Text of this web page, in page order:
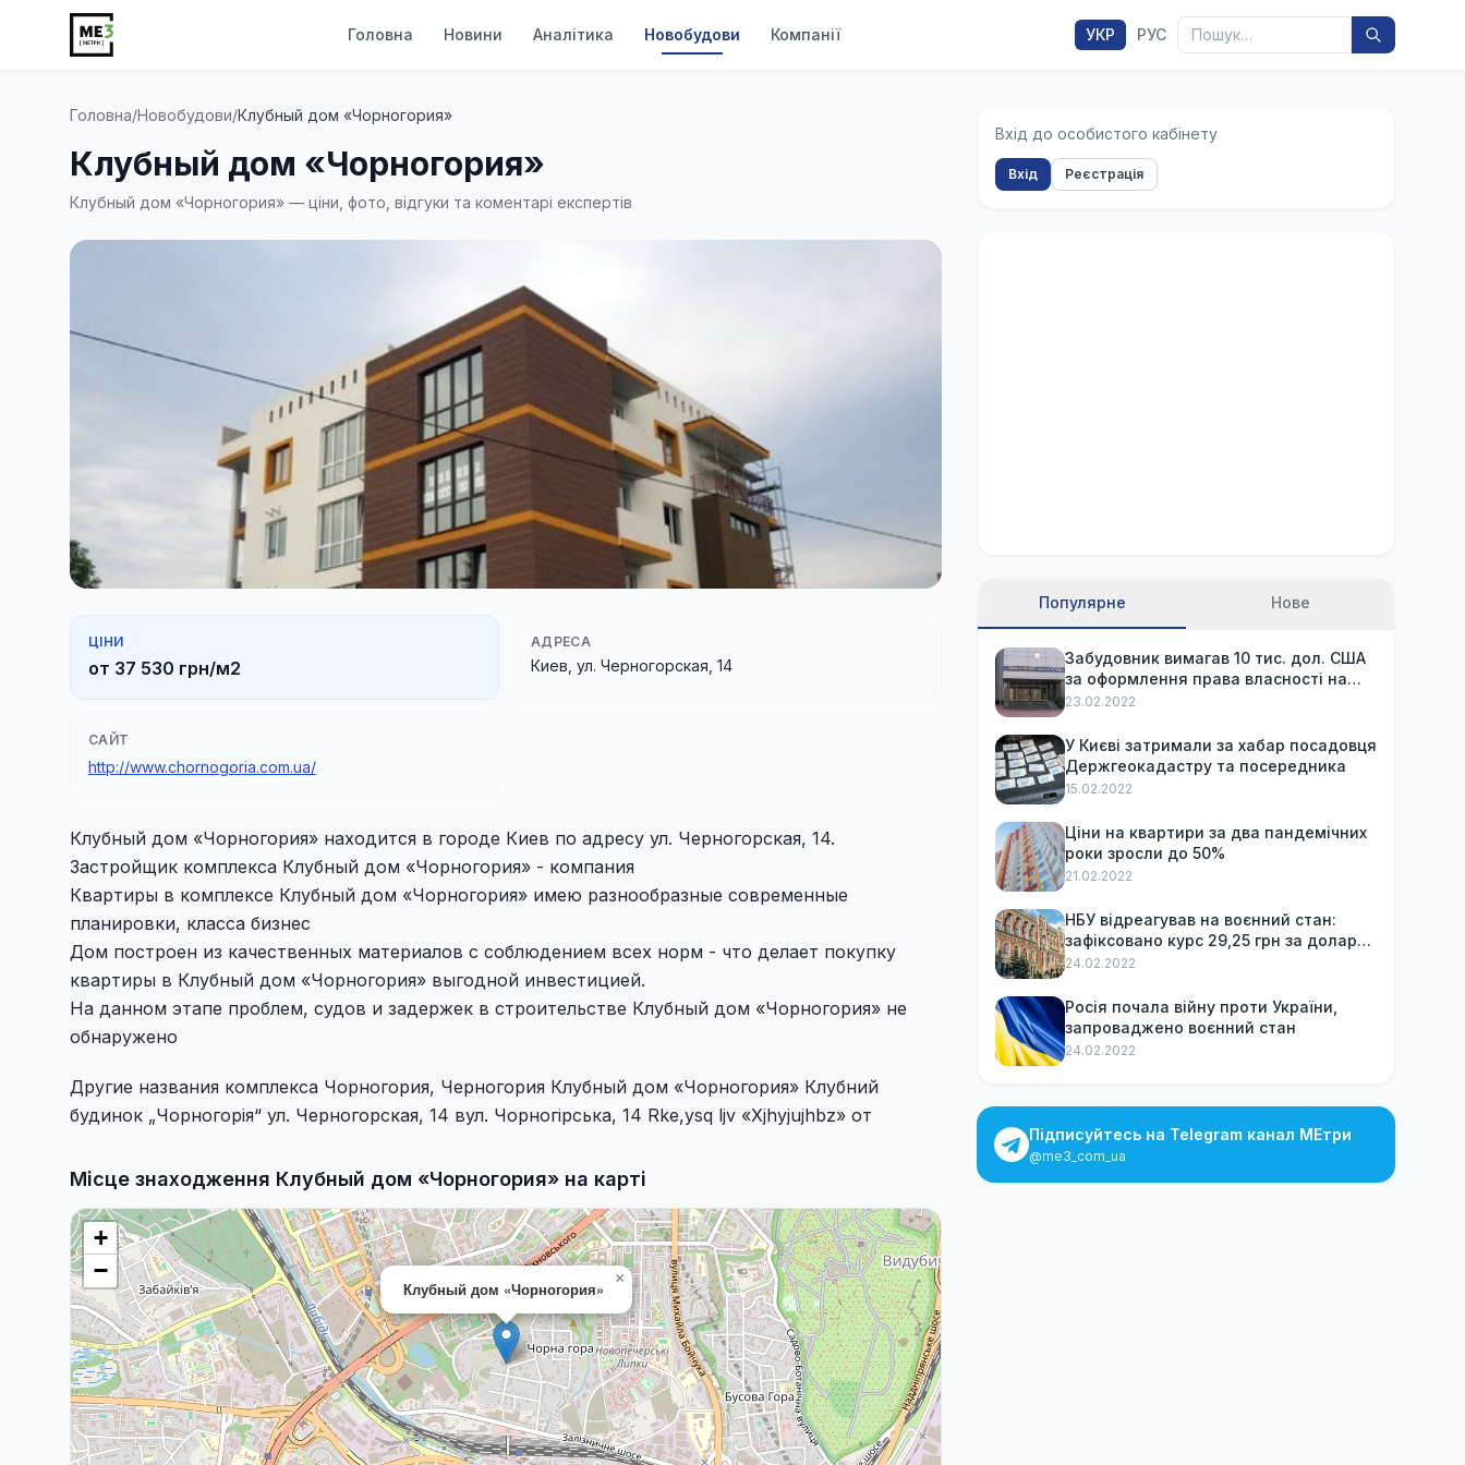
Головна Новини Аналітика Новобудови Компанії УКР РУС Пошук
Головна/Новобудови/Клубный дом «Чорногория»
Клубный дом «Чорногория»
Клубный дом «Чорногория» — ціни, фото, відгуки та коментарі експертів
ЦІНИ
от 37 530 грн/м2
АДРЕСА
Киев, ул. Черногорская, 14
САЙТ
http://www.chornogoria.com.ua/
Клубный дом «Чорногория» находится в городе Киев по адресу ул. Черногорская, 14.
Застройщик комплекса Клубный дом «Чорногория» - компания
Квартиры в комплексе Клубный дом «Чорногория» имею разнообразные современные
планировки, класса бизнес
Дом построен из качественных материалов с соблюдением всех норм - что делает покупку
квартиры в Клубный дом «Чорногория» выгодной инвестицией.
На данном этапе проблем, судов и задержек в строительстве Клубный дом «Чорногория» не
обнаружено
Другие названия комплекса Чорногория, Черногория Клубный дом «Чорногория» Клубний
будинок „Чорногорія“ ул. Черногорская, 14 вул. Чорногірська, 14 Rke,ysq ljv «Xjhyjujhbz» от
Місце знаходження Клубный дом «Чорногория» на карті
Клубный дом «Чорногория»
×
+
−
Вхід до особистого кабінету
Вхід Реєстрація
Популярне Нове
Забудовник вимагав 10 тис. дол. США
за оформлення права власності на
вже куплену квартиру
23.02.2022
У Києві затримали за хабар посадовця
Держгеокадастру та посередника
15.02.2022
Ціни на квартири за два пандемічних
роки зросли до 50%
21.02.2022
НБУ відреагував на воєнний стан:
зафіксовано курс 29,25 грн за долар
та обмежив зняття готівки
24.02.2022
Росія почала війну проти України,
запроваджено воєнний стан
24.02.2022
Підписуйтесь на Telegram канал МЕтри
@me3_com_ua